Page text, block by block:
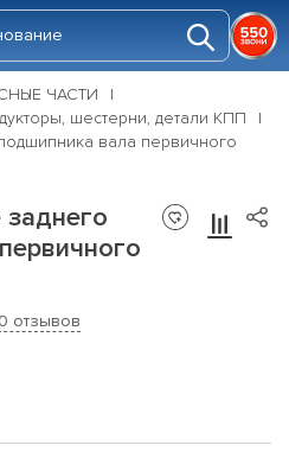
ЧАСТИ
шестерни, детали КПП
вала первичного
0 отзывов